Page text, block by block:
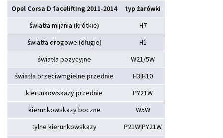
Opel Corsa D facelifting 2011-2014
typ żarówki
światła mijania (krótkie)
H7
światła drogowe (długie)
H1
światła pozycyjne
W21/5W
światła przeciwmgielne przednie
H3|H10
kierunkowskazy przednie
PY21W
kierunkowskazy boczne
W5W
tylne kierunkowskazy
P21W|PY21W